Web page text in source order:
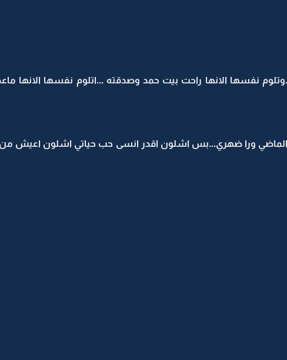
نفسها الانها راحت بيت حمد وصدقته ...اتلوم نفسها الانها
الماضي ورا ضهري...بس اشلون اقدر انسى حب حياتي اشلون اعيش من